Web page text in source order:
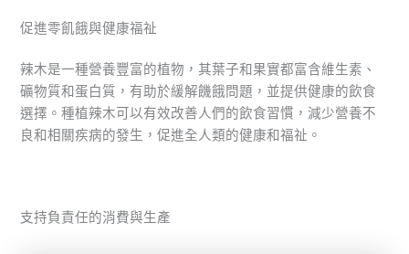
促進零飢餓與健康福祉
辣木是一種營養豐富的植物，其葉子和果實都富含維生素、
礦物質和蛋白質，有助於緩解饑餓問題，並提供健康的飲食
選擇。種植辣木可以有效改善人們的飲食習慣，減少營養不
良和相關疾病的發生，促進全人類的健康和福祉。
支持負責任的消費與生產